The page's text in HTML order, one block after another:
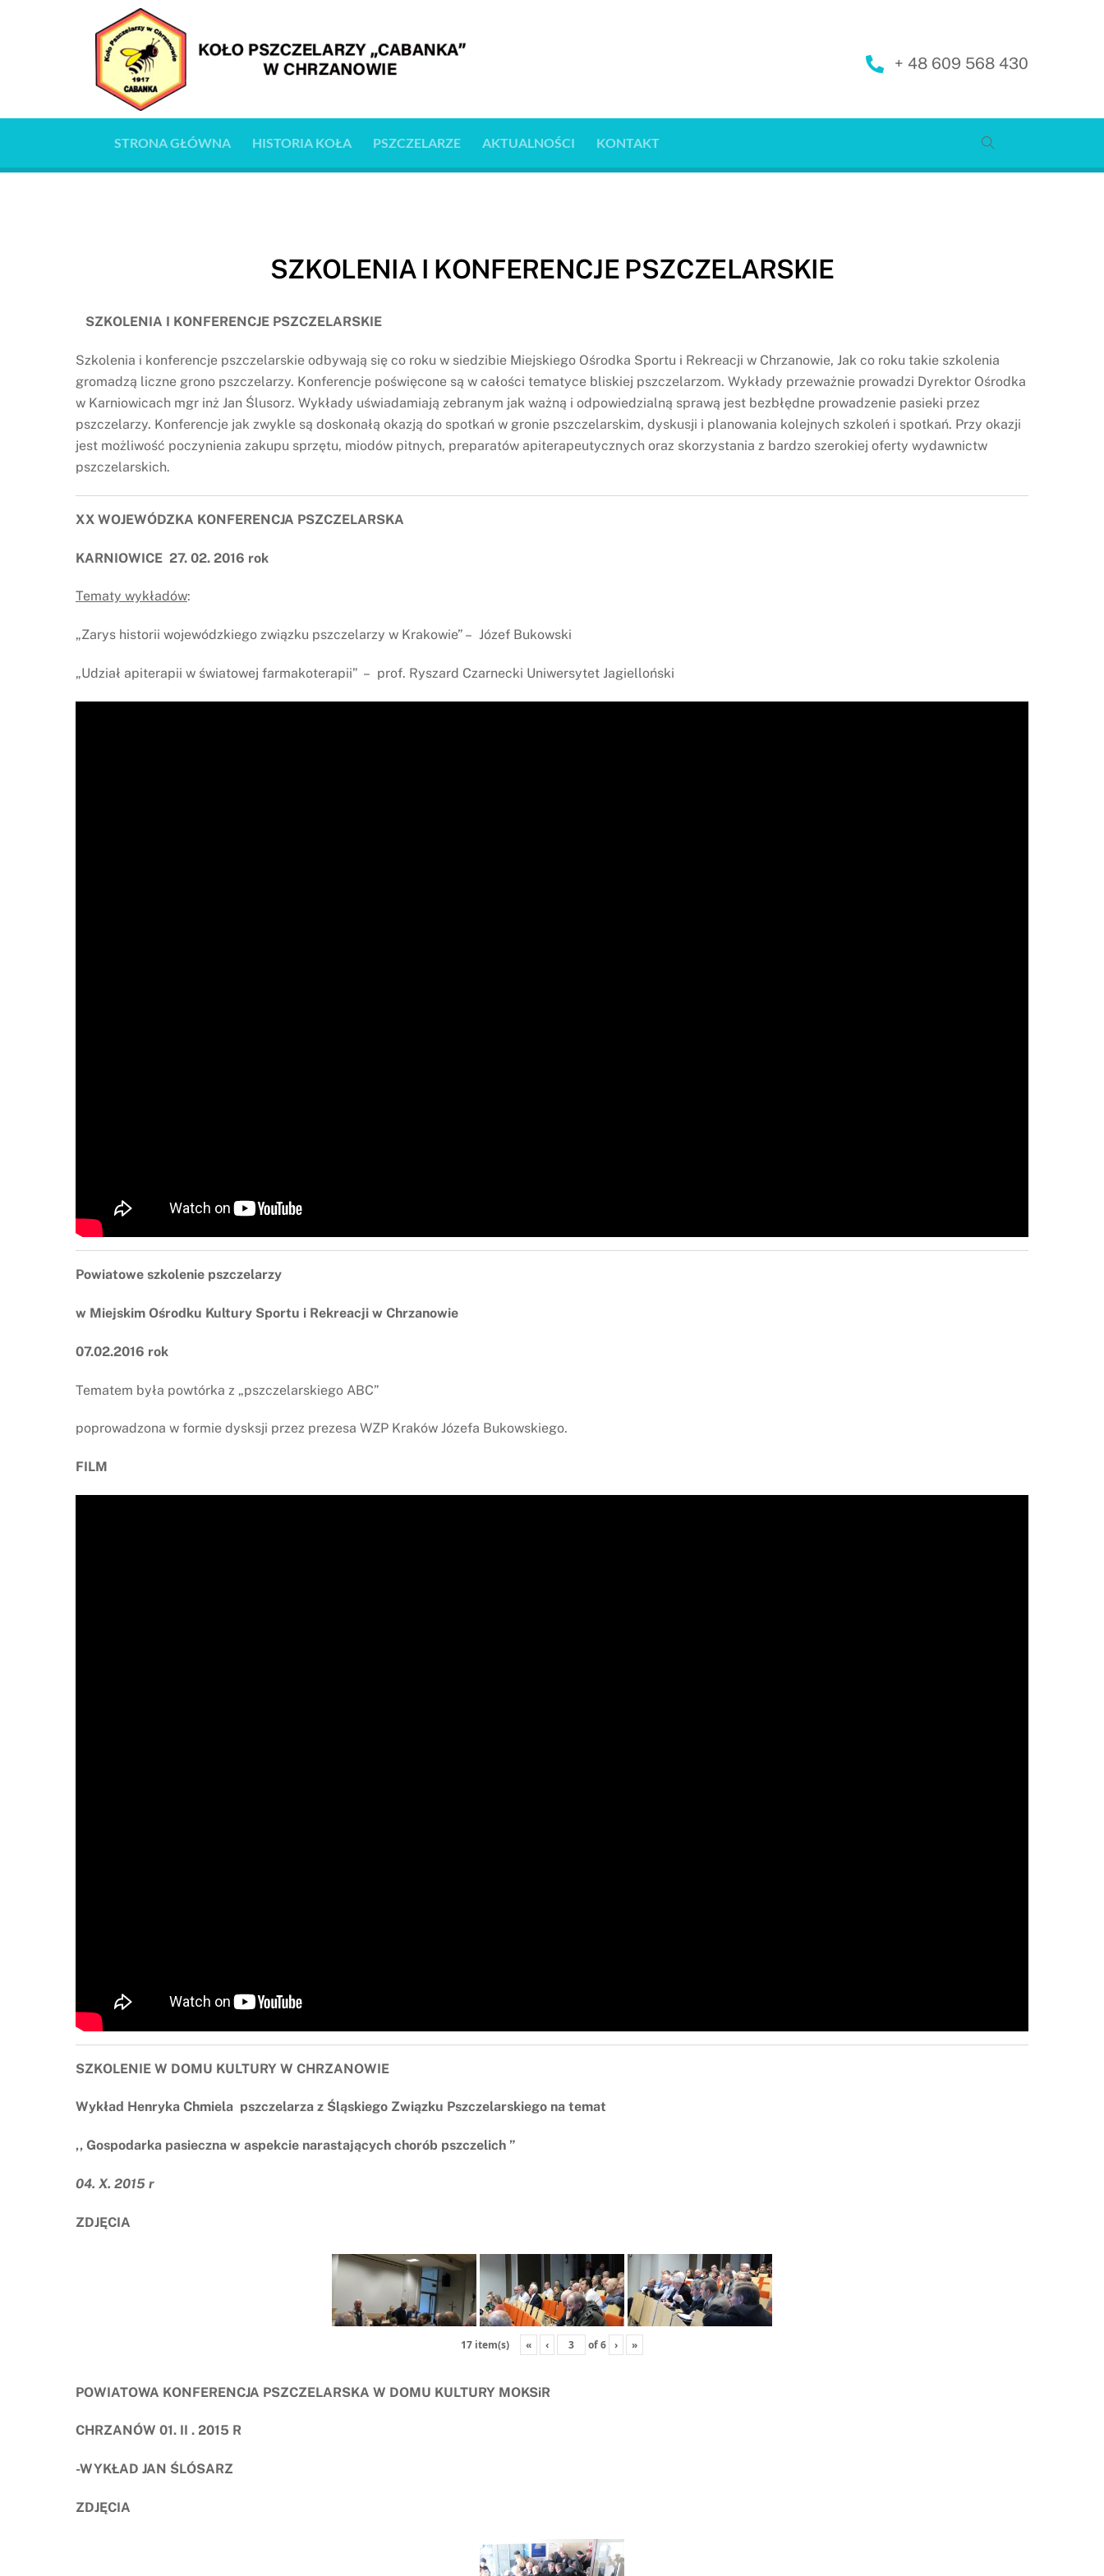
+ 48 609 568 430
STRONA GŁÓWNA HISTORIA KOŁA PSZCZELARZE AKTUALNOŚCI KONTAKT
SZKOLENIA I KONFERENCJE PSZCZELARSKIE
SZKOLENIA I KONFERENCJE PSZCZELARSKIE
Szkolenia i konferencje pszczelarskie odbywają się co roku w siedzibie Miejskiego Ośrodka Sportu i Rekreacji w Chrzanowie, Jak co roku takie szkolenia
gromadzą liczne grono pszczelarzy. Konferencje poświęcone są w całości tematyce bliskiej pszczelarzom. Wykłady przeważnie prowadzi Dyrektor Ośrodka
w Karniowicach mgr inż Jan Ślusorz. Wykłady uświadamiają zebranym jak ważną i odpowiedzialną sprawą jest bezbłędne prowadzenie pasieki przez
pszczelarzy. Konferencje jak zwykle są doskonałą okazją do spotkań w gronie pszczelarskim, dyskusji i planowania kolejnych szkoleń i spotkań. Przy okazji
jest możliwość poczynienia zakupu sprzętu, miodów pitnych, preparatów apiterapeutycznych oraz skorzystania z bardzo szerokiej oferty wydawnictw
pszczelarskich.
XX WOJEWÓDZKA KONFERENCJA PSZCZELARSKA
KARNIOWICE 27. 02. 2016 rok
Tematy wykładów:
„Zarys historii wojewódzkiego związku pszczelarzy w Krakowie” – Józef Bukowski
„Udział apiterapii w światowej farmakoterapii” – prof. Ryszard Czarnecki Uniwersytet Jagielloński
Powiatowe szkolenie pszczelarzy
w Miejskim Ośrodku Kultury Sportu i Rekreacji w Chrzanowie
07.02.2016 rok
Tematem była powtórka z „pszczelarskiego ABC”
poprowadzona w formie dysksji przez prezesa WZP Kraków Józefa Bukowskiego.
FILM
SZKOLENIE W DOMU KULTURY W CHRZANOWIE
Wykład Henryka Chmiela pszczelarza z Śląskiego Związku Pszczelarskiego na temat
,, Gospodarka pasieczna w aspekcie narastających chorób pszczelich ”
04. X. 2015 r
ZDJĘCIA
17 item(s) « ‹ of6 › »
POWIATOWA KONFERENCJA PSZCZELARSKA W DOMU KULTURY MOKSiR
CHRZANÓW 01. II . 2015 R
-WYKŁAD JAN ŚLÓSARZ
ZDJĘCIA